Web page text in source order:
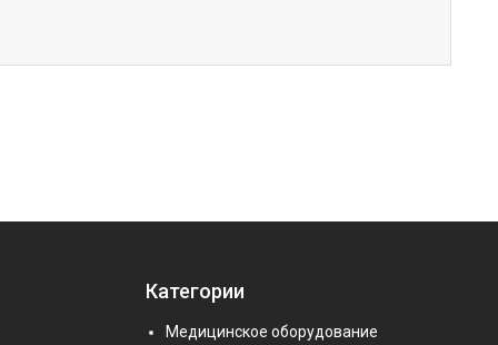
Категории
Медицинское оборудование